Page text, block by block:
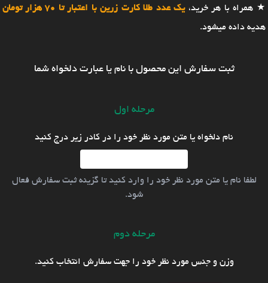
★ همراه با هر خرید،یک عدد طلا کارت زرین با اعتبار تا 70 هزار تومان
هدیه داده میشود.
ثبت سفارش این محصول با نام یا عبارت دلخواه شما
مرحله اول
نام دلخواه یا متن مورد نظر خود را در کادر زیر درج کنید
لطفا نام یا متن مورد نظر خود را وارد کنید تا گزینه ثبت سفارش فعال
شود.
مرحله دوم
وزن و جنس مورد نظر خود را جهت سفارش انتخاب کنید.